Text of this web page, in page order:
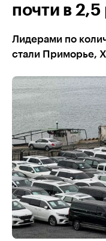
почти в 2,5
Лидерами по
стали Приморье,